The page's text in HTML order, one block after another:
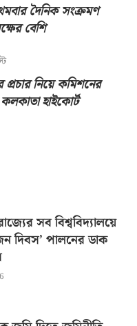
দৈনিক সংক্রমণ
বেশি
নিয়ে কমিশনের
হাইকোর্ট
সব বিশ্ববিদ্যালয়ে
দিবস’ পালনের ডাক